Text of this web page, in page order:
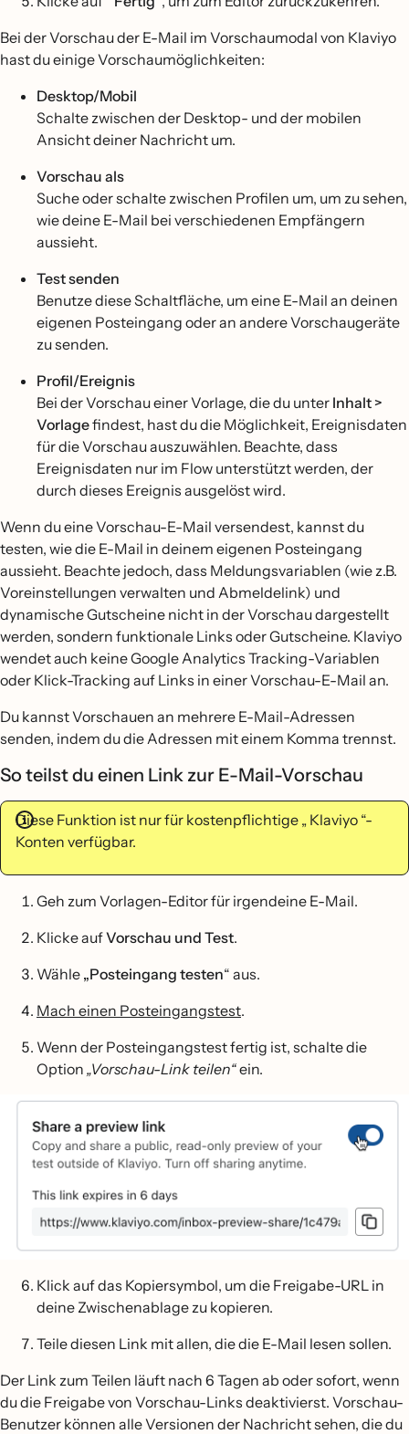
Bei der Vorschau der E-Mail im Vorschaumodal von Klaviyo
hast du einige Vorschaumöglichkeiten:
Desktop/Mobil
Schalte zwischen der Desktop- und der mobilen
Ansicht deiner Nachricht um.
Vorschau als
Suche oder schalte zwischen Profilen um, um zu sehen,
wie deine E-Mail bei verschiedenen Empfängern
aussieht.
Test senden
Benutze diese Schaltfläche, um eine E-Mail an deinen
eigenen Posteingang oder an andere Vorschaugeräte
zu senden.
Profil/Ereignis
Bei der Vorschau einer Vorlage, die du unter Inhalt >
Vorlagefindest, hast du die Möglichkeit, Ereignisdaten
für die Vorschau auszuwählen. Beachte, dass
Ereignisdaten nur im Flow unterstützt werden, der
durch dieses Ereignis ausgelöst wird.
Wenn du eine Vorschau-E-Mail versendest, kannst du
testen, wie die E-Mail in deinem eigenen Posteingang
aussieht. Beachte jedoch, dass Meldungsvariablen (wie z.B.
Voreinstellungen verwalten und Abmeldelink) und
dynamische Gutscheine nicht in der Vorschau dargestellt
werden, sondern funktionale Links oder Gutscheine. Klaviyo
wendet auch keine Google Analytics Tracking-Variablen
oder Klick-Tracking auf Links in einer Vorschau-E-Mail an.
Du kannst Vorschauen an mehrere E-Mail-Adressen
senden, indem du die Adressen mit einem Komma trennst.
So teilst du einen Link zur E-Mail-Vorschau
Diese Funktion ist nur für kostenpflichtige „ Klaviyo “-
Konten verfügbar.
Geh zum Vorlagen-Editor für irgendeine E-Mail.
Klicke aufVorschau und Test.
Wähle „Posteingang testen“ aus.
Mach einen Posteingangstest.
Wenn der Posteingangstest fertig ist, schalte die
Option „Vorschau-Link teilen“ein.
Klick auf das Kopiersymbol, um die Freigabe-URL in
deine Zwischenablage zu kopieren.
Teile diesen Link mit allen, die die E-Mail lesen sollen.
Der Link zum Teilen läuft nach 6 Tagen ab oder sofort, wenn
du die Freigabe von Vorschau-Links deaktivierst. Vorschau-
Benutzer können alle Versionen der Nachricht sehen, die du